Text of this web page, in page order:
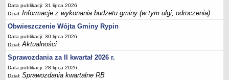
Wniosek o ustalenie warunków zabudowy/o ustalenie lokalizacji
inwestycji celu publicznego
Działalność lobbingowa
Wniosek o wydanie warunków technicznych przyłączenia do sieci
wodociągowej/kanalizacyjnej
Wniosek o promesę przyłączenia do sieci
wodociągowej/kanalizacyjnej
Data publikacji: 31 lipca 2026
Dział:Informacje z wykonania budżetu gminy (w tym ulgi, odroczenia)
Obwieszczenie Wójta Gminy Rypin
Data publikacji: 30 lipca 2026
Dział:Aktualności
Sprawozdania za II kwartał 2026 r.
Data publikacji: 28 lipca 2026
Dział:Sprawozdania kwartalne RB